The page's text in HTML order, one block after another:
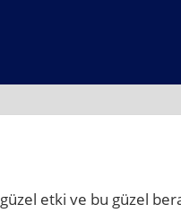
etki ve bu güzel